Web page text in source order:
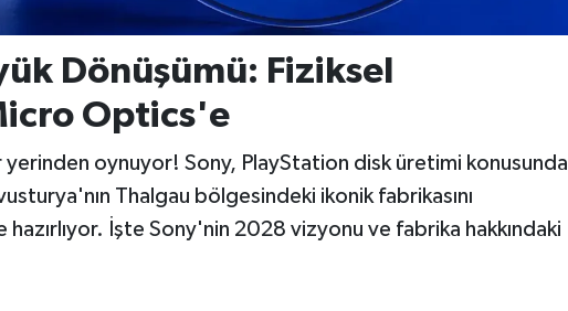
Dönüşümü: Fiziksel
Optics'e
yerinden oynuyor! Sony, PlayStation disk üretimi konusunda
Thalgau bölgesindeki ikonik fabrikasını
İşte Sony'nin 2028 vizyonu ve fabrika hakkındaki